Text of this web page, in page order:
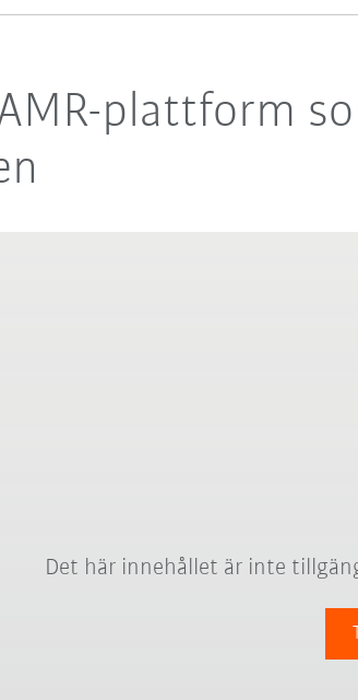
plattform
Det här innehållet är inte